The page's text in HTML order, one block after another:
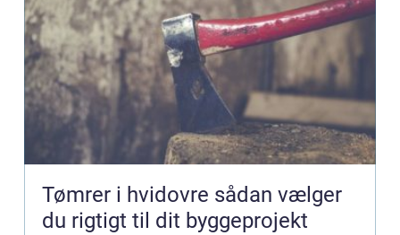
Tømrer i hvidovre sådan vælger
du rigtigt til dit byggeprojekt